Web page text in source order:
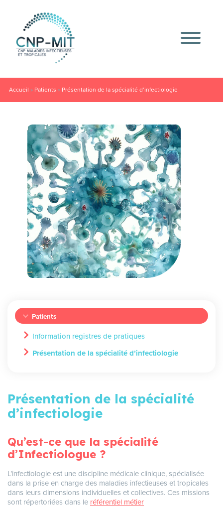
Accueil » Patients » Présentation de la spécialité d’infectiologie
Patients
Information registres de pratiques
Présentation de la spécialité d’infectiologie
Présentation de la spécialité
d’infectiologie
Qu’est-ce que la spécialité
d’Infectiologue ?
L’infectiologie est une discipline médicale clinique, spécialisée
dans la prise en charge des maladies infectieuses et tropicales
dans leurs dimensions individuelles et collectives. Ces missions
sont répertoriées dans leréférentiel métier